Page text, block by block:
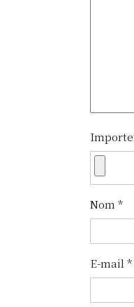
o
n
d
e
l
’
a
Nom *
E-mail*